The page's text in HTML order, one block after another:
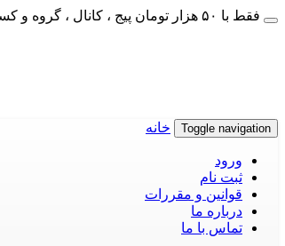
فقط با ۵۰ هزار تومان پیج ، کانال ، گروه و کسب و کار خود را تبلیغات کنید
Toggle navigation خانه
ورود
ثبت نام
قوانین و مقررات
درباره ما
تماس با ما